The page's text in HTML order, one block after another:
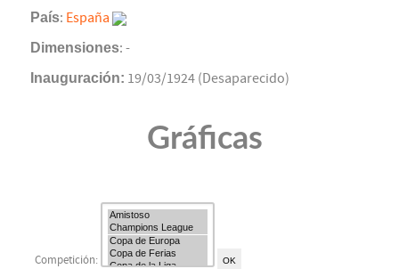
País: España
Dimensiones: -
Inauguración: 19/03/1924 (Desaparecido)
Gráficas
Competición: